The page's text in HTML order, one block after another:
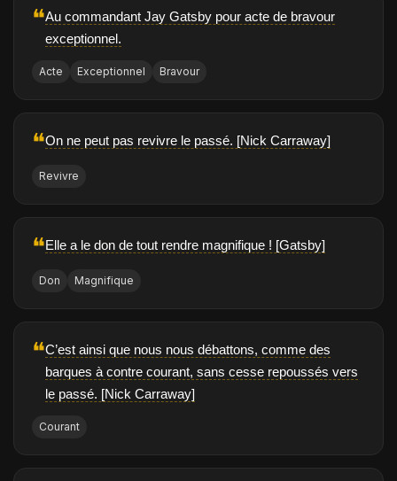
❝Au commandant Jay Gatsby pour acte de bravour
exceptionnel.
Acte Exceptionnel Bravour
❝On ne peut pas revivre le passé. [Nick Carraway]
Revivre
❝Elle a le don de tout rendre magnifique ! [Gatsby]
Don Magnifique
❝C’est ainsi que nous nous débattons, comme des
barques à contre courant, sans cesse repoussés vers
le passé. [Nick Carraway]
Courant